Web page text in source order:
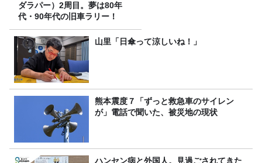
ダラパー）2周目。夢は80年
代・90年代の旧車ラリー！
山里「日傘って涼しいね！」
熊本震度７「ずっと救急車のサイレン
が」電話で聞いた、被災地の現状
ハンセン病と外国人。見過ごされてきた